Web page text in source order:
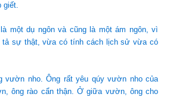
giết.
một dụ ngôn và cũng là một ám ngôn, vì
tả sự thật, vừa có tính cách lịch sử vừa có
vườn nho. Ông rất yêu qúy vườn nho của
ông rào cẩn thận. Ở giữa vườn, ông cho